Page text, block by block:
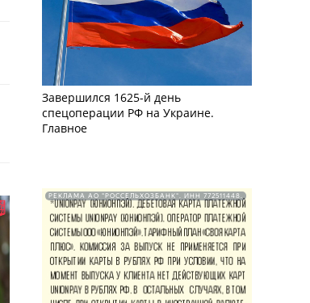
Завершился 1625-й день
спецоперации РФ на Украине.
Главное
РЕКЛАМА АО "РОССЕЛЬХОЗБАНК". ИНН 772511448.